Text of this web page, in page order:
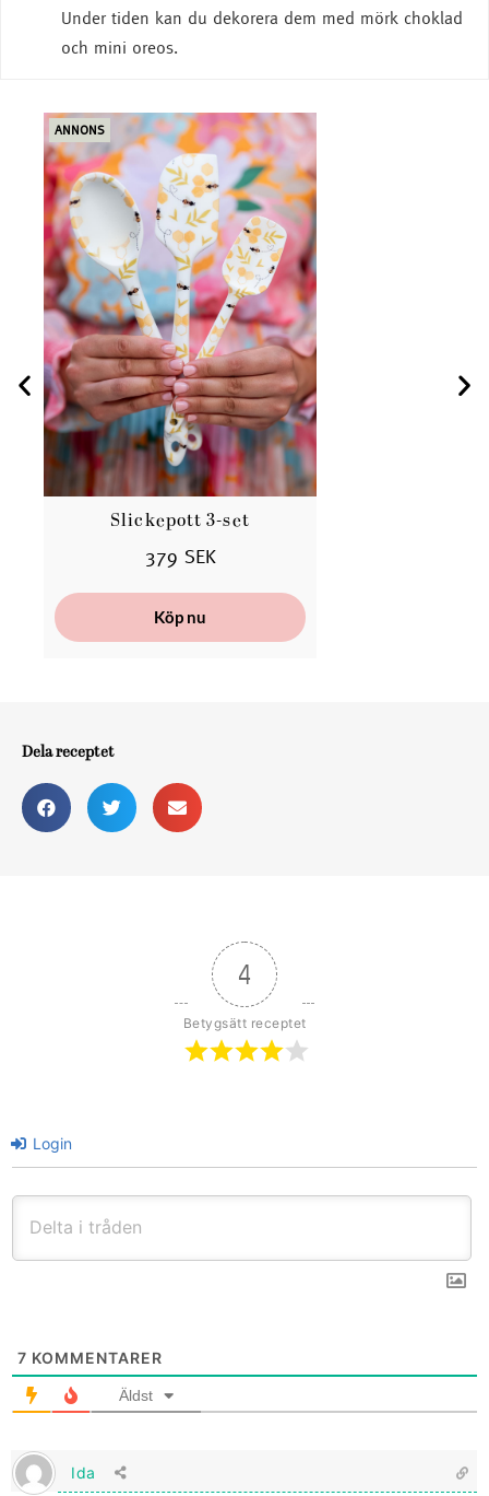
Under tiden kan du dekorera dem med mörk choklad
och mini oreos.
ANNONS
Slickepott 3-set
379 SEK
Köp nu
Dela receptet
4
Betygsätt receptet
Login
7 KOMMENTARER
Äldst
Ida